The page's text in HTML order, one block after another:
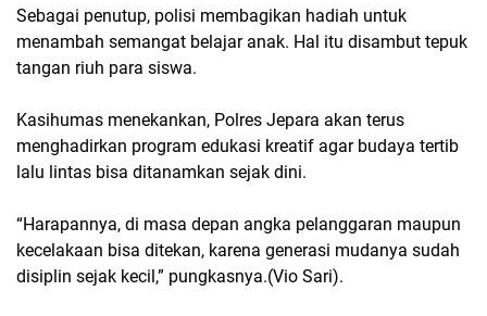
Sebagai penutup, polisi membagikan hadiah untuk
menambah semangat belajar anak. Hal itu disambut tepuk
tangan riuh para siswa.
Kasihumas menekankan, Polres Jepara akan terus
menghadirkan program edukasi kreatif agar budaya tertib
lalu lintas bisa ditanamkan sejak dini.
“Harapannya, di masa depan angka pelanggaran maupun
kecelakaan bisa ditekan, karena generasi mudanya sudah
disiplin sejak kecil,” pungkasnya.(Vio Sari).